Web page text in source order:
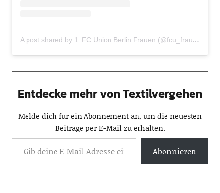
A post shared by 1. FC Union Berlin Frauen (@fcu_frauen)
Entdecke mehr von Textilvergehen
Melde dich für ein Abonnement an, um die neuesten
Beiträge per E-Mail zu erhalten.
Abonnieren